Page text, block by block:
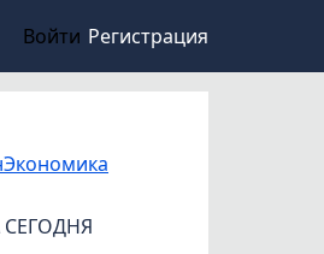
Войти Регистрация
Экономика